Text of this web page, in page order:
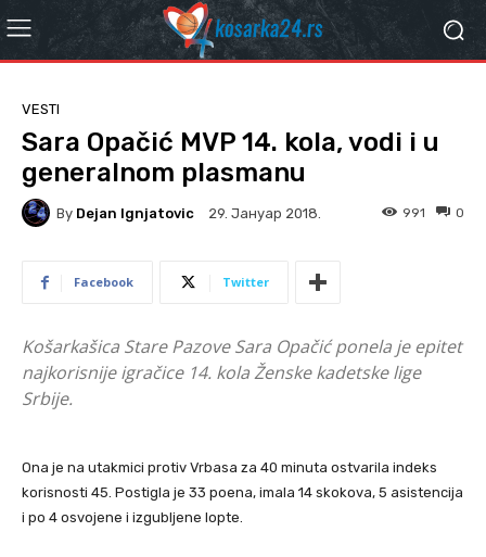
VESTI
Sara Opačić MVP 14. kola, vodi i u
generalnom plasmanu
By Dejan Ignjatovic 29. Јануар 2018. 0
991
Facebook Twitter
Košarkašica Stare Pazove Sara Opačić ponela je epitet
najkorisnije igračice 14. kola Ženske kadetske lige
Srbije.
Ona je na utakmici protiv Vrbasa za 40 minuta ostvarila indeks
korisnosti 45. Postigla je 33 poena, imala 14 skokova, 5 asistencija
i po 4 osvojene i izgubljene lopte.